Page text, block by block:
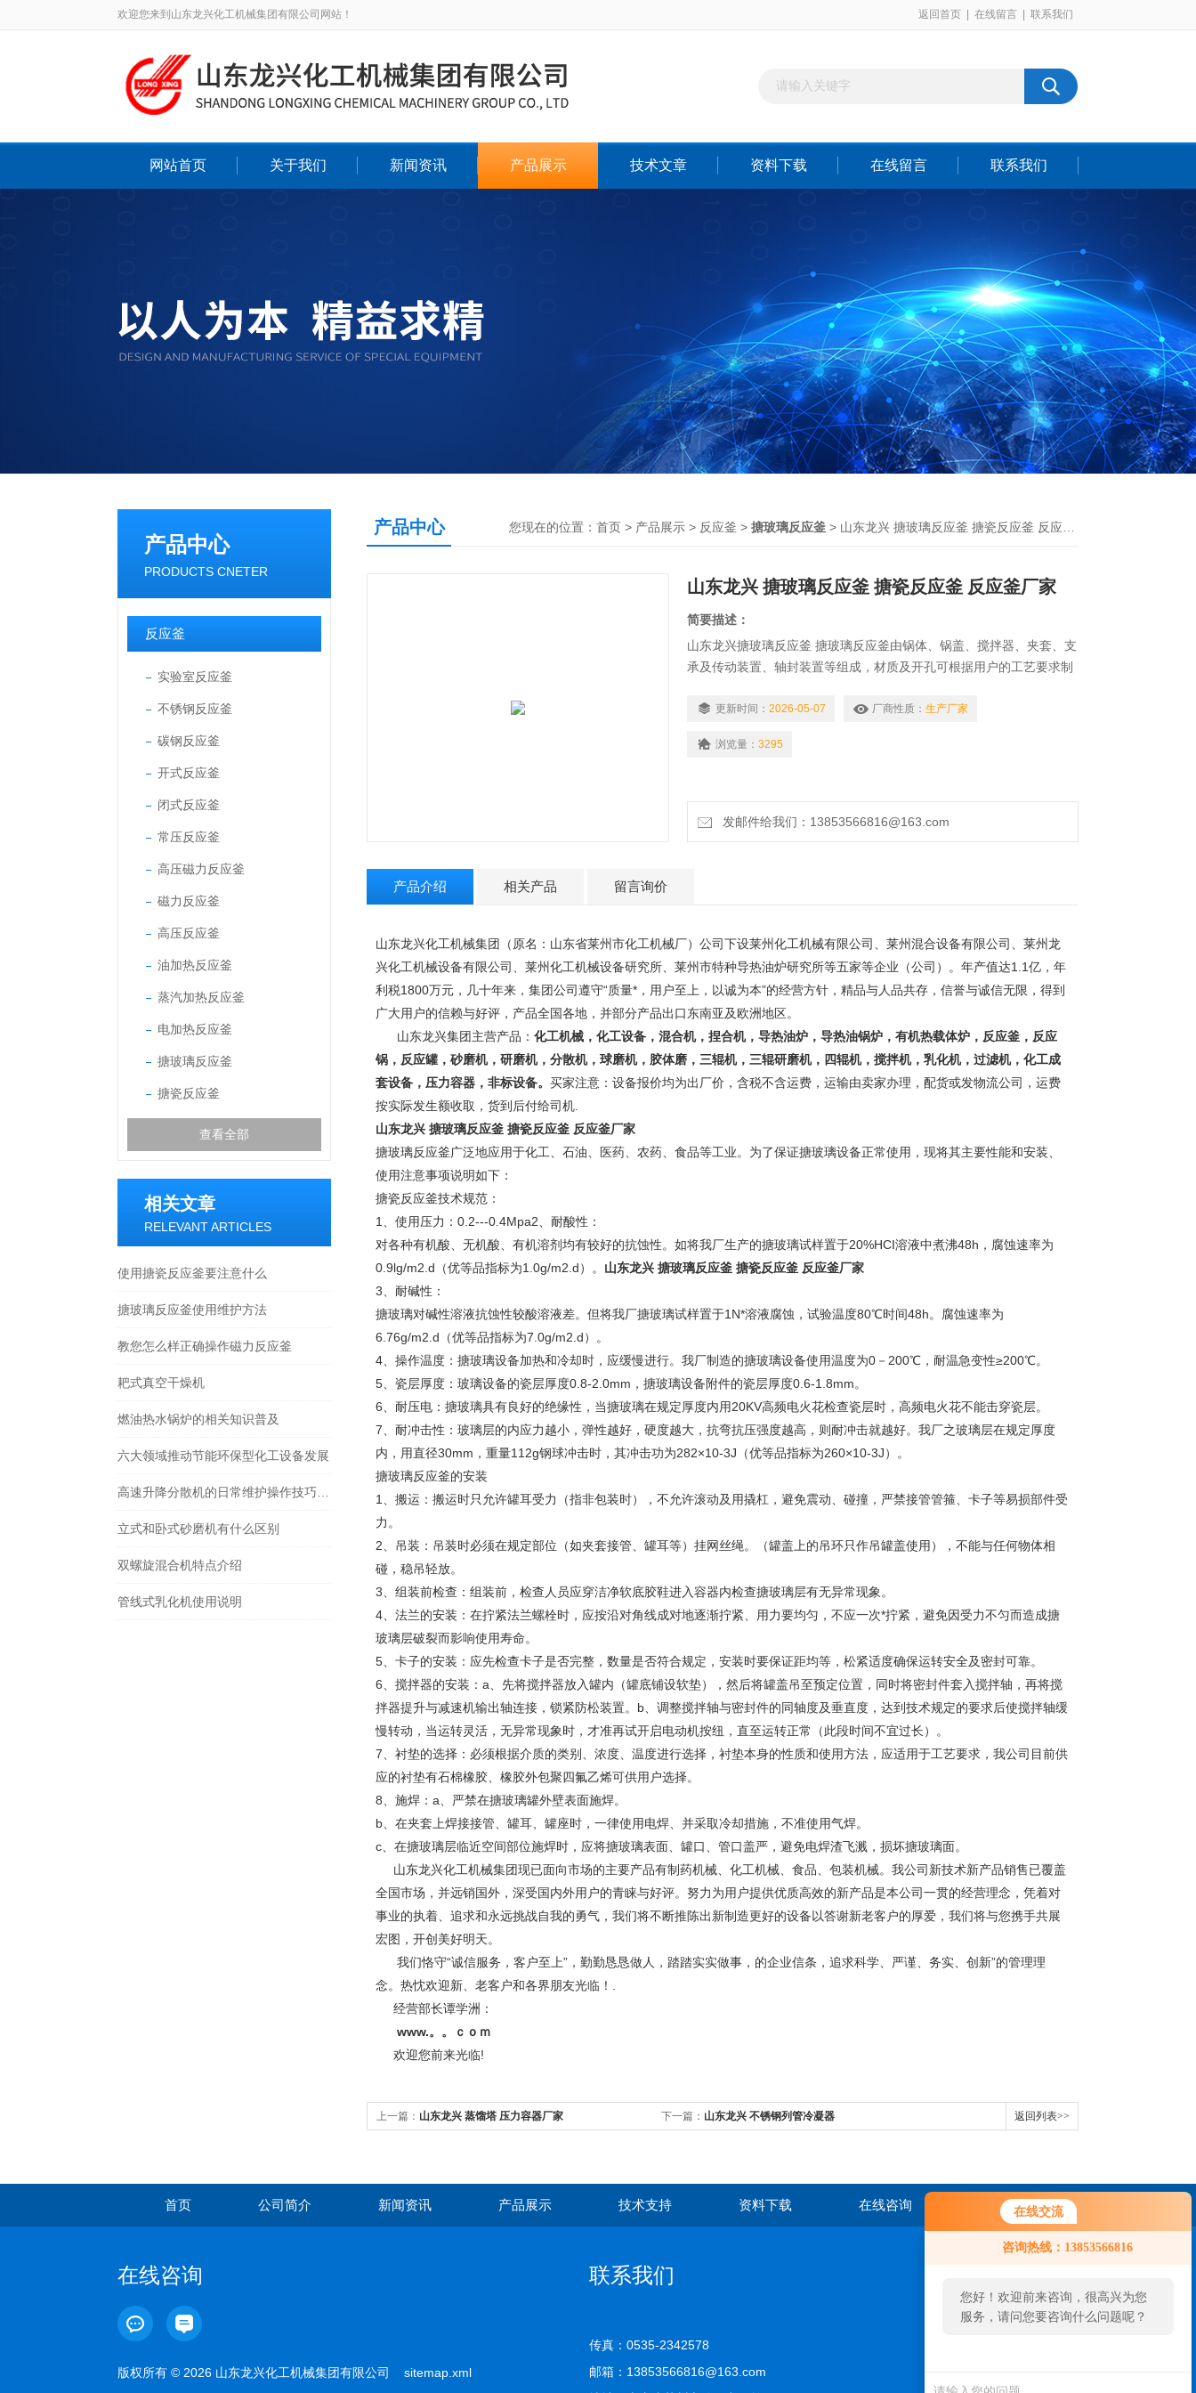
在线交流
咨询热线：13853566816
您好！欢迎前来咨询，很高兴为您
服务，请问您要咨询什么问题呢？
欢迎您来到山东龙兴化工机械集团有限公司网站！ 返回首页 在线留言 联系我们
网站首页 关于我们 新闻资讯 产品展示 技术文章 资料下载 在线留言 联系我们
产品中心
PRODUCTS CNETER
反应釜
实验室反应釜
不锈钢反应釜
碳钢反应釜
开式反应釜
闭式反应釜
常压反应釜
高压磁力反应釜
磁力反应釜
高压反应釜
油加热反应釜
蒸汽加热反应釜
电加热反应釜
搪玻璃反应釜
搪瓷反应釜
查看全部
相关文章
RELEVANT ARTICLES
使用搪瓷反应釜要注意什么
搪玻璃反应釜使用维护方法
教您怎么样正确操作磁力反应釜
耙式真空干燥机
燃油热水锅炉的相关知识普及
六大领域推动节能环保型化工设备发展
立式和卧式砂磨机有什么区别
双螺旋混合机特点介绍
管线式乳化机使用说明
产品中心 您现在的位置： 首页 > 产品展示 > 反应釜 > 搪玻璃反应釜 > 山东龙兴 搪玻璃反应釜 搪瓷反应釜 反应釜厂家
山东龙兴 搪玻璃反应釜 搪瓷反应釜 反应釜厂家
简要描述：
山东龙兴搪玻璃反应釜 搪玻璃反应釜由锅体、锅盖、搅拌器、夹套、支
承及传动装置、轴封装置等组成，材质及开孔可根据用户的工艺要求制
热等。夹套形式分为：夹套型和外半管型，夹套油加热型都设有导流装
更新时间： 2026-05-07 厂商性质： 生产厂家
浏览量： 3295
发邮件给我们：13853566816@163.com
产品介绍 相关产品 留言询价
山东龙兴化工机械集团（原名：山东省莱州市化工机械厂）公司下设莱州化工机械有限公司、莱州混合设备有限公司、莱州龙
兴化工机械设备有限公司、莱州化工机械设备研究所、莱州市特种导热油炉研究所等五家等企业（公司）。年产值达1.1亿，年
利税1800万元，几十年来，集团公司遵守“质量*，用户至上，以诚为本”的经营方针，精品与人品共存，信誉与诚信无限，得到
广大用户的信赖与好评，产品全国各地，并部分产品出口东南亚及欧洲地区。
山东龙兴集团主营产品： 化工机械，化工设备，混合机，捏合机，导热油炉，导热油锅炉，有机热载体炉，反应釜，反应
锅，反应罐，砂磨机，研磨机，分散机，球磨机，胶体磨，三辊机，三辊研磨机，四辊机，搅拌机，乳化机，过滤机，化工成
套设备，压力容器，非标设备。 买家注意：设备报价均为出厂价，含税不含运费， 运输由卖家办理，配货或发物流公司，运费
按实际发生额收取，货到后付给司机.
山东龙兴 搪玻璃反应釜 搪瓷反应釜 反应釜厂家
搪玻璃反应釜广泛地应用于化工、石油、医药、农药、食品等工业。为了保证搪玻璃设备正常使用，现将其主要性能和安装、
使用注意事项说明如下：
搪瓷反应釜技术规范：
1、使用压力：0.2---0.4Mpa2、耐酸性：
对各种有机酸、无机酸、有机溶剂均有较好的抗蚀性。如将我厂生产的搪玻璃试样置于20%HCI溶液中煮沸48h，腐蚀速率为
0.9lg/m2.d（优等品指标为1.0g/m2.d）。 山东龙兴 搪玻璃反应釜 搪瓷反应釜 反应釜厂家
3、耐碱性：
搪玻璃对碱性溶液抗蚀性较酸溶液差。但将我厂搪玻璃试样置于1N*溶液腐蚀，试验温度80℃时间48h。腐蚀速率为
6.76g/m2.d（优等品指标为7.0g/m2.d）。
4、操作温度：搪玻璃设备加热和冷却时，应缓慢进行。我厂制造的搪玻璃设备使用温度为0－200℃，耐温急变性≥200℃。
5、瓷层厚度：玻璃设备的瓷层厚度0.8-2.0mm，搪玻璃设备附件的瓷层厚度0.6-1.8mm。
6、耐压电：搪玻璃具有良好的绝缘性，当搪玻璃在规定厚度内用20KV高频电火花检查瓷层时，高频电火花不能击穿瓷层。
7、耐冲击性：玻璃层的内应力越小，弹性越好，硬度越大，抗弯抗压强度越高，则耐冲击就越好。我厂之玻璃层在规定厚度
内，用直径30mm，重量112g钢球冲击时，其冲击功为282×10-3J（优等品指标为260×10-3J）。
搪玻璃反应釜的安装
1、搬运：搬运时只允许罐耳受力（指非包装时），不允许滚动及用撬杠，避免震动、碰撞，严禁接管管箍、卡子等易损部件受
力。
2、吊装：吊装时必须在规定部位（如夹套接管、罐耳等）挂网丝绳。（罐盖上的吊环只作吊罐盖使用），不能与任何物体相
碰，稳吊轻放。
3、组装前检查：组装前，检查人员应穿洁净软底胶鞋进入容器内检查搪玻璃层有无异常现象。
4、法兰的安装：在拧紧法兰螺栓时，应按沿对角线成对地逐渐拧紧、用力要均匀，不应一次*拧紧，避免因受力不匀而造成搪
玻璃层破裂而影响使用寿命。
5、卡子的安装：应先检查卡子是否完整，数量是否符合规定，安装时要保证距均等，松紧适度确保运转安全及密封可靠。
6、搅拌器的安装：a、先将搅拌器放入罐内（罐底铺设软垫），然后将罐盖吊至预定位置，同时将密封件套入搅拌轴，再将搅
拌器提升与减速机输出轴连接，锁紧防松装置。b、调整搅拌轴与密封件的同轴度及垂直度，达到技术规定的要求后使搅拌轴缓
慢转动，当运转灵活，无异常现象时，才准再试开启电动机按纽，直至运转正常（此段时间不宜过长）。
7、衬垫的选择：必须根据介质的类别、浓度、温度进行选择，衬垫本身的性质和使用方法，应适用于工艺要求，我公司目前供
应的衬垫有石棉橡胶、橡胶外包聚四氟乙烯可供用户选择。
8、施焊：a、严禁在搪玻璃罐外壁表面施焊。
b、在夹套上焊接接管、罐耳、罐座时，一律使用电焊、并采取冷却措施，不准使用气焊。
c、在搪玻璃层临近空间部位施焊时，应将搪玻璃表面、罐口、管口盖严，避免电焊渣飞溅，损坏搪玻璃面。
山东龙兴化工机械集团现已面向市场的主要产品有制药机械、化工机械、食品、包装机械。我公司新技术新产品销售已覆盖
全国市场，并远销国外，深受国内外用户的青睐与好评。努力为用户提供优质高效的新产品是本公司一贯的经营理念，凭着对
事业的执着、追求和永远挑战自我的勇气，我们将不断推陈出新制造更好的设备以答谢新老客户的厚爱，我们将与您携手共展
宏图，开创美好明天。
我们恪守“诚信服务，客户至上”，勤勤恳恳做人，踏踏实实做事，的企业信条，追求科学、严谨、务实、创 新”的管理理
念。热忱欢迎新、老客户和各界朋友光临！.
经营部长谭学洲：
www.。。ｃｏｍ
欢迎您前来光临!
上一篇： 山东龙兴 蒸馏塔 压力容器厂家 下一篇： 山东龙兴 不锈钢列管冷凝器 返回列表>>
首页 公司简介 新闻资讯 产品展示 技术支持 资料下载 在线咨询 联系我们
在线咨询
版权所有 © 2026 山东龙兴化工机械集团有限公司 sitemap.xml
联系我们
传真：0535-2342578
邮箱：13853566816@163.com